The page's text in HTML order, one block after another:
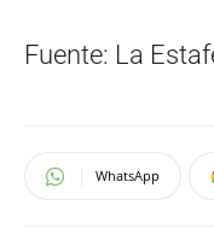
Fuente: La
WhatsApp